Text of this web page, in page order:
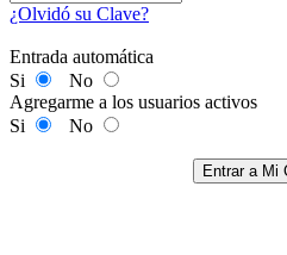
¿Olvidó su Clave?
Entrada automática
Si
No
Agregarme a los usuarios activos
Si
No
Entrar a Mi